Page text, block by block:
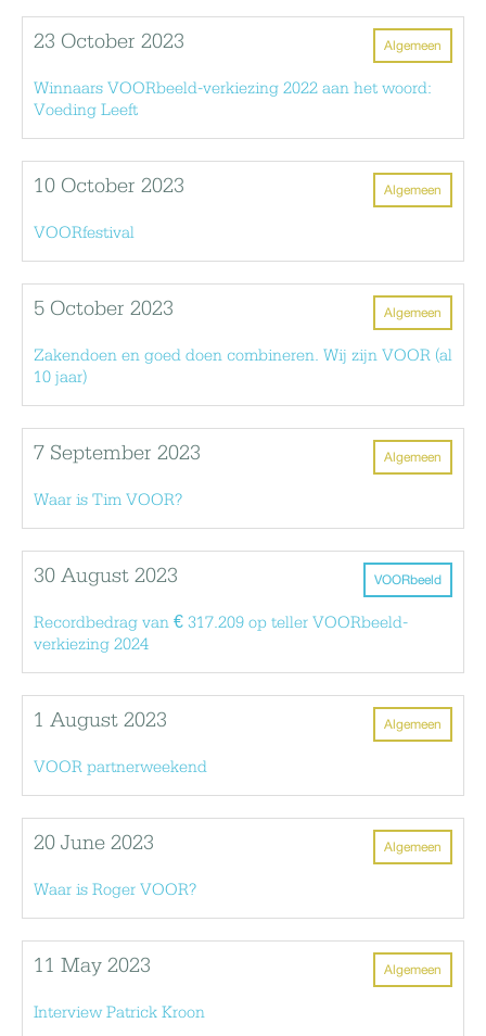
Algemeen
23 October 2023
Winnaars VOORbeeld-verkiezing 2022 aan het woord:
Voeding Leeft
Algemeen
10 October 2023
VOORfestival
Algemeen
5 October 2023
Zakendoen en goed doen combineren. Wij zijn VOOR (al
10 jaar)
Algemeen
7 September 2023
Waar is Tim VOOR?
VOORbeeld
30 August 2023
Recordbedrag van € 317.209 op teller VOORbeeld-
verkiezing 2024
Algemeen
1 August 2023
VOOR partnerweekend
Algemeen
20 June 2023
Waar is Roger VOOR?
Algemeen
11 May 2023
Interview Patrick Kroon